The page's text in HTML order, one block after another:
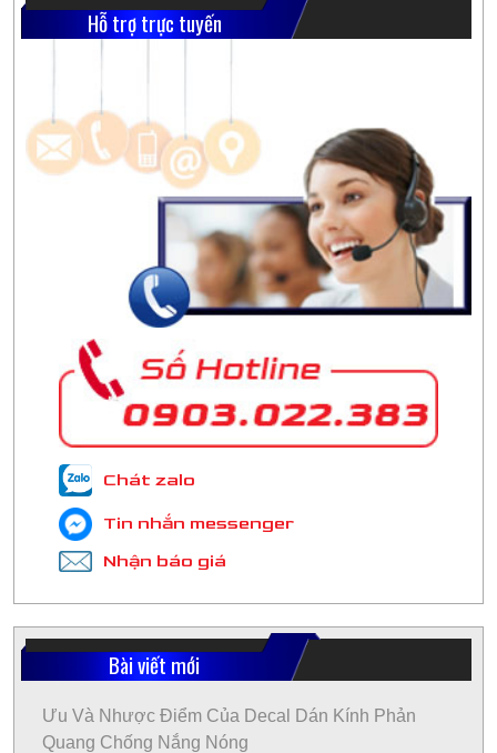
Hỗ trợ trực tuyến
Chát zalo
Tin nhắn messenger
Nhận báo giá
Bài viết mới
Ưu Và Nhược Điểm Của Decal Dán Kính Phản
Quang Chống Nắng Nóng